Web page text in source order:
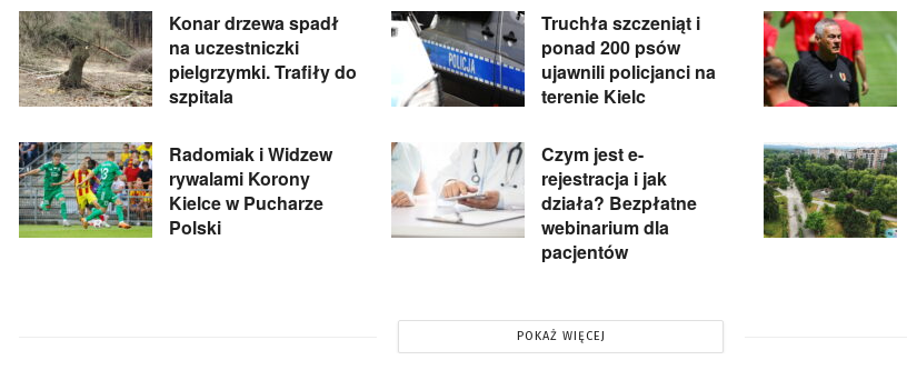
Konar drzewa spadł
na uczestniczki
pielgrzymki. Trafiły do
szpitala
Truchła szczeniąt i
ponad 200 psów
ujawnili policjanci na
terenie Kielc
Radomiak i Widzew
rywalami Korony
Kielce w Pucharze
Polski
Czym jest e-
rejestracja i jak
działa? Bezpłatne
webinarium dla
pacjentów
POKAŻ WIĘCEJ